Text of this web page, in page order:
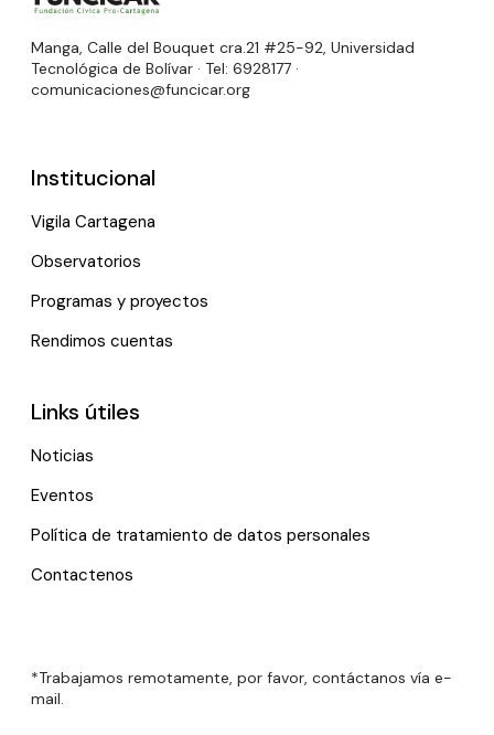
Manga, Calle del Bouquet cra.21 #25-92, Universidad
Tecnológica de Bolívar · Tel: 6928177 ·
comunicaciones@funcicar.org
Institucional
Vigila Cartagena
Observatorios
Programas y proyectos
Rendimos cuentas
Links útiles
Noticias
Eventos
Política de tratamiento de datos personales
Contactenos
*Trabajamos remotamente, por favor, contáctanos vía e-
mail.